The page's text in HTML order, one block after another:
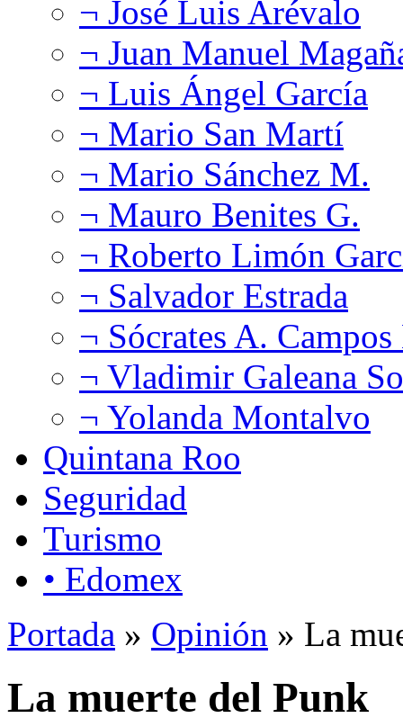
¬ José Luis Arévalo
¬ Juan Manuel
¬ Luis Ángel García
¬ Mario San Martí
¬ Mario Sánchez M.
¬ Mauro Benites G.
¬ Roberto Limón
¬ Salvador Estrada
¬ Sócrates A.
¬ Vladimir Galeana
¬ Yolanda Montalvo
Quintana Roo
Seguridad
Turismo
• Edomex
Portada » Opinión » La
La muerte del Punk